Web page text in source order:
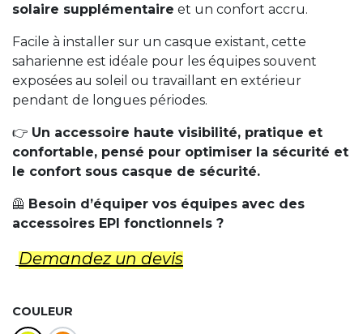
solaire supplémentaire et un confort accru.
Facile à installer sur un casque existant, cette
saharienne est idéale pour les équipes souvent
exposées au soleil ou travaillant en extérieur
pendant de longues périodes.
👉 Un accessoire haute visibilité, pratique et
confortable, pensé pour optimiser la sécurité et
le confort sous casque de sécurité.
🦺 Besoin d’équiper vos équipes avec des
accessoires EPI fonctionnels ?
Demandez un d​evis
COULEUR